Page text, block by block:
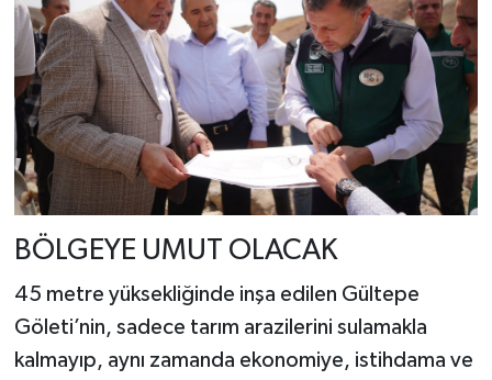
BÖLGEYE UMUT OLACAK
45 metre yüksekliğinde inşa edilen Gültepe
Göleti’nin, sadece tarım arazilerini sulamakla
kalmayıp, aynı zamanda ekonomiye, istihdama ve